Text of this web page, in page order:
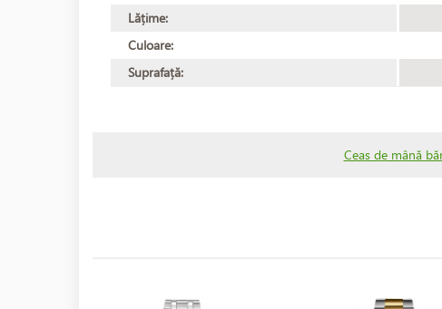
Lățime:
Culoare:
Suprafață:
Ceas de mână